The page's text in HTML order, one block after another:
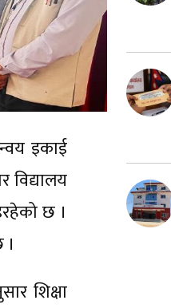
इकाई
छ ।
शिक्षा